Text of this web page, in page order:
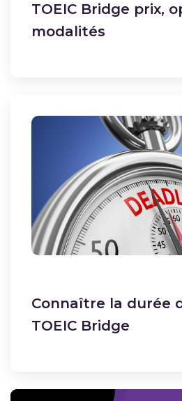
TOEIC Bridge prix,
modalités
Connaître la durée
TOEIC Bridge